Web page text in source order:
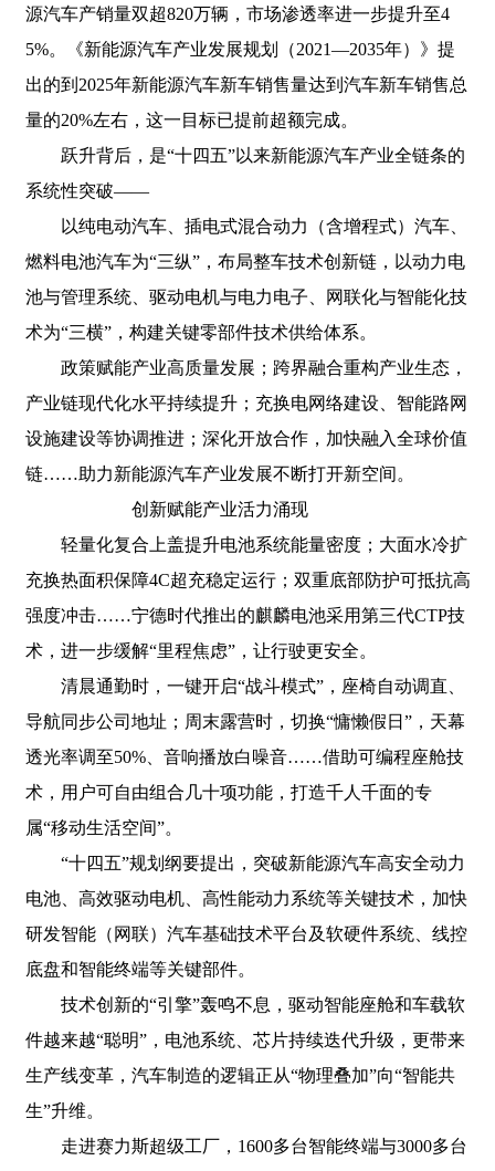
源汽车产销量双超820万辆，市场渗透率进一步提升至4
5%。《新能源汽车产业发展规划（2021—2035年）》提
出的到2025年新能源汽车新车销售量达到汽车新车销售总
量的20%左右，这一目标已提前超额完成。
跃升背后，是“十四五”以来新能源汽车产业全链条的
系统性突破——
以纯电动汽车、插电式混合动力（含增程式）汽车、
燃料电池汽车为“三纵”，布局整车技术创新链，以动力电
池与管理系统、驱动电机与电力电子、网联化与智能化技
术为“三横”，构建关键零部件技术供给体系。
政策赋能产业高质量发展；跨界融合重构产业生态，
产业链现代化水平持续提升；充换电网络建设、智能路网
设施建设等协调推进；深化开放合作，加快融入全球价值
链……助力新能源汽车产业发展不断打开新空间。
创新赋能产业活力涌现
轻量化复合上盖提升电池系统能量密度；大面水冷扩
充换热面积保障4C超充稳定运行；双重底部防护可抵抗高
强度冲击……宁德时代推出的麒麟电池采用第三代CTP技
术，进一步缓解“里程焦虑”，让行驶更安全。
清晨通勤时，一键开启“战斗模式”，座椅自动调直、
导航同步公司地址；周末露营时，切换“慵懒假日”，天幕
透光率调至50%、音响播放白噪音……借助可编程座舱技
术，用户可自由组合几十项功能，打造千人千面的专
属“移动生活空间”。
“十四五”规划纲要提出，突破新能源汽车高安全动力
电池、高效驱动电机、高性能动力系统等关键技术，加快
研发智能（网联）汽车基础技术平台及软硬件系统、线控
底盘和智能终端等关键部件。
技术创新的“引擎”轰鸣不息，驱动智能座舱和车载软
件越来越“聪明”，电池系统、芯片持续迭代升级，更带来
生产线变革，汽车制造的逻辑正从“物理叠加”向“智能共
生”升维。
走进赛力斯超级工厂，1600多台智能终端与3000多台